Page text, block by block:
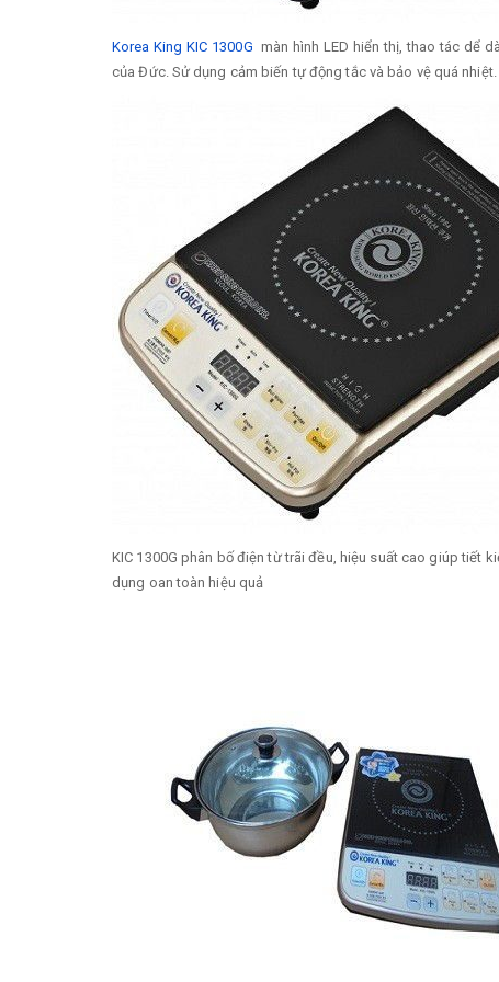
Korea King KIC 1300G màn hình LED hiển thị, thao tác dể
của Đức. Sử dụng cảm biến tự động tắc và bảo vệ quá nhiệt.
KIC 1300G phân bố điện từ trãi đều, hiệu suất cao giúp tiết
dụng oan toàn hiệu quả